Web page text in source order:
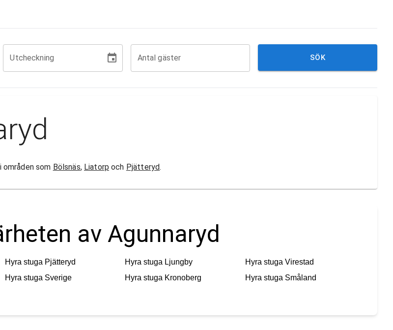
Utcheckning Antal gäster SÖK
områden som Bölsnäs, Liatorp och Pjätteryd.
av Agunnaryd
Hyra stuga Pjätteryd Hyra stuga Ljungby Hyra stuga Virestad
Hyra stuga Sverige Hyra stuga Kronoberg Hyra stuga Småland